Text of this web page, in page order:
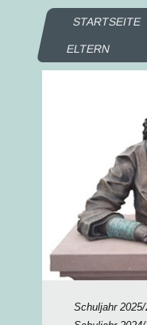
STARTSEITE
ELTERN
Schuljahr 2025/